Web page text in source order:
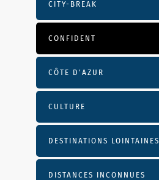
CITY-BREAK
CONFIDENT
CÔTE D’AZUR
CULTURE
DESTINATIONS LOINTAINES
DISTANCES INCONNUES